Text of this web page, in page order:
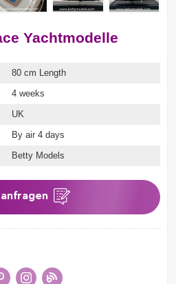
Yachtmodelle
80 cm Length
4 weeks
UK
By air 4 days
Betty Models